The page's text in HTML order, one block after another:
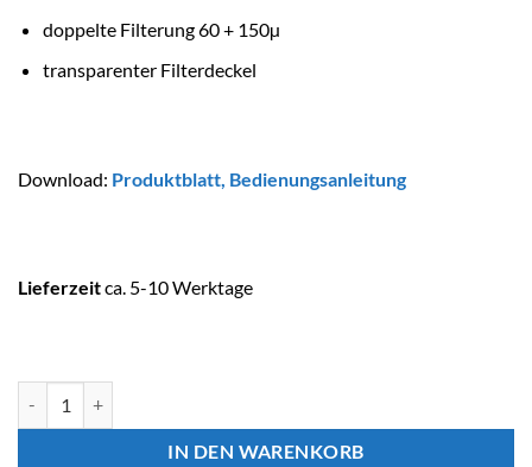
doppelte Filterung 60 + 150µ
transparenter Filterdeckel
Download: Produktblatt Bedienungsanleitung
Lieferzeitca. 5-10 Werktage
IN DEN WARENKORB